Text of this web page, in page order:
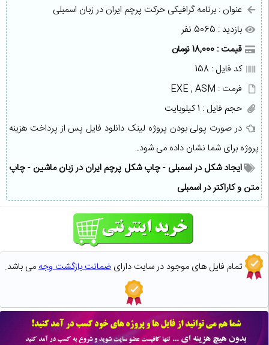
عنوان : برنامه گرافیکی حرکت پرچم ایران در زبان اسمبلی
بازدید : 5065 نفر
قیمت : 18,000 تومان
کد فایل : 158
فرمت : EXE , ASM
حجم فایل : 1 کیلوبایت
در صورت پولی بودن پروژه لینک دانلود فایل پس از پرداخت هزینه
پروژه برای شما نشان داده می شود.
ایجاد شکل در اسمبلی-چاپ شکل پرچم ایران در زبان ماشین-چاپ
متن و کاراکتر در اسمبلی
تمام فایل های موجود در سایت دارای ضمانت بازگشت وجهمی باشد.